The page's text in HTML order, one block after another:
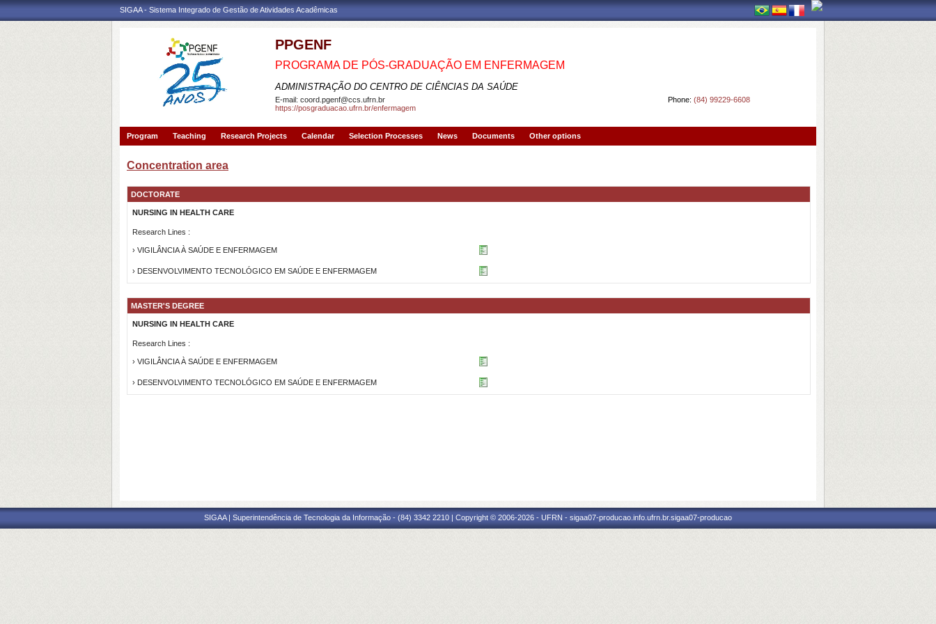
SIGAA - Sistema Integrado de Gestão de Atividades Acadêmicas
PPGENF
PROGRAMA DE PÓS-GRADUAÇÃO EM ENFERMAGEM
ADMINISTRAÇÃO DO CENTRO DE CIÊNCIAS DA SAÚDE
Phone: (84) 99229-6608
E-mail: coord.pgenf@ccs.ufrn.br
https://posgraduacao.ufrn.br/enfermagem
Program Teaching Research Projects Calendar Selection Processes News Documents Other options
Concentration area
DOCTORATE
NURSING IN HEALTH CARE
Research Lines :
› VIGILÂNCIA À SAÚDE E ENFERMAGEM
› DESENVOLVIMENTO TECNOLÓGICO EM SAÚDE E ENFERMAGEM
MASTER'S DEGREE
NURSING IN HEALTH CARE
Research Lines :
› VIGILÂNCIA À SAÚDE E ENFERMAGEM
› DESENVOLVIMENTO TECNOLÓGICO EM SAÚDE E ENFERMAGEM
SIGAA | Superintendência de Tecnologia da Informação - (84) 3342 2210 | Copyright © 2006-2026 - UFRN - sigaa07-producao.info.ufrn.br.sigaa07-producao